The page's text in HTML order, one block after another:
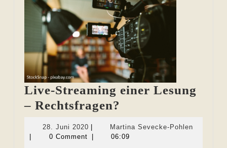
Live-Streaming einer Lesung
– Rechtsfragen?
einer
28. Juni 2020 28.
Juni
Martina Sevecke-Pohlen
0 Comment 06:09